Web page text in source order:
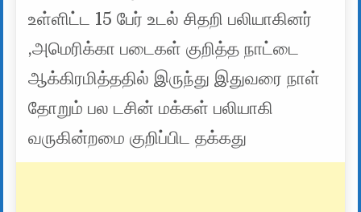
உள்ளிட்ட 15 பேர் உடல் சிதறி பலியாகினர்
,அமெரிக்கா படைகள் குறித்த நாட்டை
ஆக்கிரமித்ததில் இருந்து இதுவரை நாள்
தோறும் பல டசின் மக்கள் பலியாகி
வருகின்றமை குறிப்பிட தக்கது